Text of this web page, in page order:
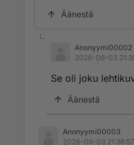
Äänestä
Anonyymi00002
2026-06-03
Se oli joku
Äänestä
Anonyymi00003
2026-06-03 21:36:57